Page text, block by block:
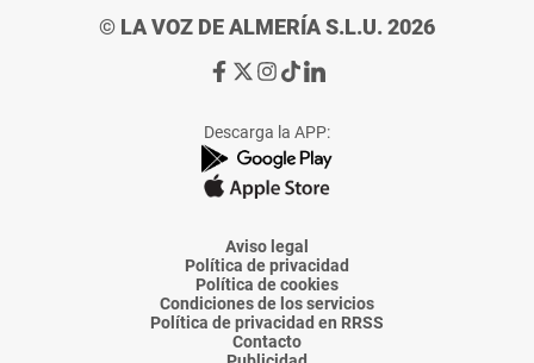
© LA VOZ DE ALMERÍA S.L.U. 2026
Ir
de
La
Voz
Almería
Ir
de
La
Voz
Almería
Ir
de
La
Voz
Almería
Ir
de
La
Voz
Almería
Ir
de
La
Voz
Descarga la APP:
Aviso legal
Política de privacidad
Política de cookies
Condiciones de los servicios
Política de privacidad en RRSS
Contacto